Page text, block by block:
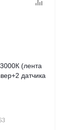
(лента
датчика